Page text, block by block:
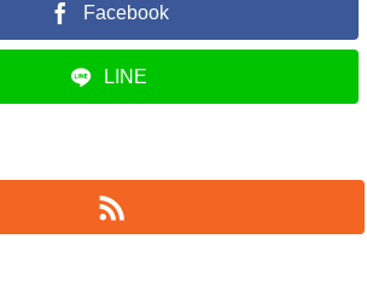
Facebook
LINE